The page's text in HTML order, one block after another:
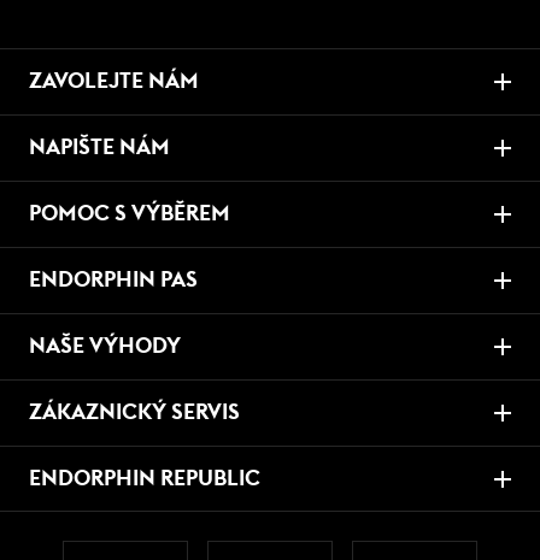
ZAVOLEJTE NÁM
NAPIŠTE NÁM
POMOC S VÝBĚREM
ENDORPHIN PAS
NAŠE VÝHODY
ZÁKAZNICKÝ SERVIS
ENDORPHIN REPUBLIC